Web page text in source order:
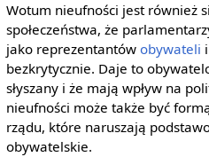
Wotum nieufności jest również
społeczeństwa, że
jako reprezentantów obywateli
bezkrytycznie. Daje to
słyszany i że mają wpływ na
nieufności może także być
rządu, które naruszają
obywatelskie.